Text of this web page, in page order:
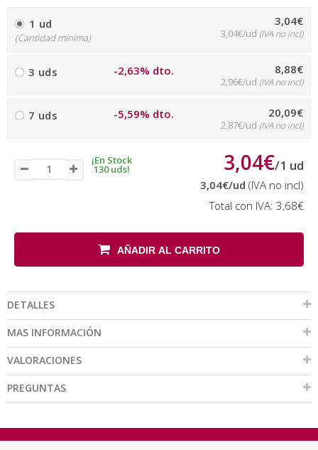
1 ud
(Cantidad mínima)
3,04€
3,04€/ud (IVA no incl)
3 uds -2,63% dto. 8,88€
2,96€/ud (IVA no incl)
7 uds -5,59% dto. 20,09€
2,87€/ud (IVA no incl)
¡En Stock
130 uds! 3,04€/1 ud
3,04€/ud (IVA no incl)
Total con IVA: 3,68€
AÑADIR AL CARRITO
DETALLES
MAS INFORMACIÓN
VALORACIONES
PREGUNTAS